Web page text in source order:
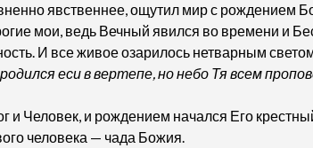
явственнее, ощутил мир с рождением
мои, ведь Вечный явился во времени и
И все живое озарилось нетварным
еси в вертепе, но небо Тя всем
и Человек, и рождением начался Его
человека — чада Божия.